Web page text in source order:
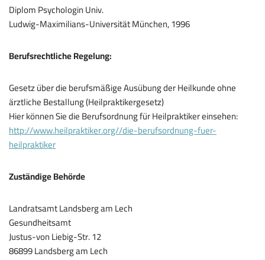
Diplom Psychologin Univ.
Ludwig-Maximilians-Universität München, 1996
Berufsrechtliche Regelung:
Gesetz über die berufsmäßige Ausübung der Heilkunde ohne
ärztliche Bestallung (Heilpraktikergesetz)
Hier können Sie die Berufsordnung für Heilpraktiker einsehen:
http://www.heilpraktiker.org//die-berufsordnung-fuer-
heilpraktiker
Zuständige Behörde
Landratsamt Landsberg am Lech
Gesundheitsamt
Justus-von Liebig-Str. 12
86899 Landsberg am Lech